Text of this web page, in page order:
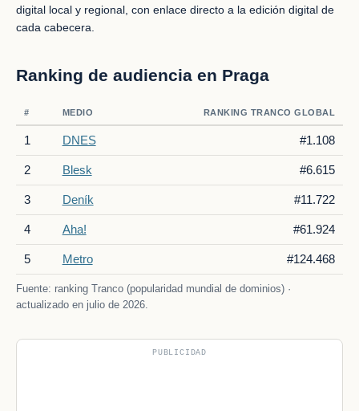
digital local y regional, con enlace directo a la edición digital de
cada cabecera.
Ranking de audiencia en Praga
# MEDIO RANKING TRANCO GLOBAL
1 DNES #1.108
2 Blesk #6.615
3 Deník #11.722
4 Aha! #61.924
5 Metro #124.468
Fuente: ranking Tranco (popularidad mundial de dominios) ·
actualizado en julio de 2026.
PUBLICIDAD